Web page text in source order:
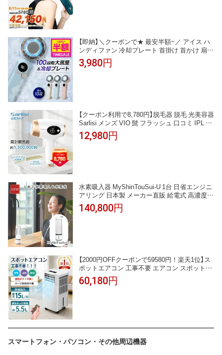
【即納】＼クーポンで★ 最安半額~／ アイス ハ
ンディファン 冷却プレート 首掛け 首かけ 扇風
機 【熱中症予防管理者監修★レビュー特典有】
手持ち扇風機 小型扇風機 携帯扇風機 ネックク
3,980円
【クーポン利用で8,780円】脱毛器 脱毛 光美容器
Sarlisi メンズ VIO 髭 フラッシュ 口コミ IPL 効
果 家庭用 美顔器 自動照射 アンダーヘア レデ
ィース エステ 全身 ムダ毛 顔 ボディ フェイス
12,980円
水素吸入器 MyShinTouSui-U 1台 日省エンジニ
アリング 日本製 メーカー直販 給電式 高濃度
水素水生成器 水素ガス 54000ppm 水素水 1200
ppb 300cc Φ60×L207mm 197g AWH-003U 本体
140,800円
【2000円OFFクーポンで59580円！楽天1位】ス
ポットエアコン 工事不要 エアコン スポットク
ーラー 移動式 冷風機 移動式エアコン 冷房 置
き型 エアコン 冷房 工事不要 冷風 送風 除湿 タ
60,180円
スマートフォン・パソコン・その他周辺機器